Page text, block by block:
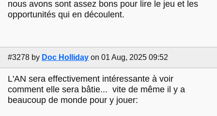
nous avons sont assez bons pour lire le jeu et les
opportunités qui en découlent.
#3278 by Doc Holliday on 01 Aug, 2025 09:52
L'AN sera effectivement intéressante à voir
comment elle sera bâtie... vite de même il y a
beaucoup de monde pour y jouer: